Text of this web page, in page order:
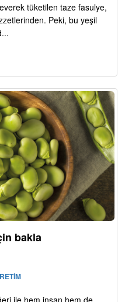
tüketilen taze fasulye,
Peki, bu yeşil
bakla
ile hem insan hem de